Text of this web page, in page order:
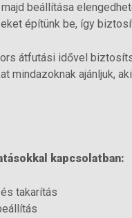
beállítása
építünk be, így
átfutási idővel
mindazoknak ajánljuk,
kapcsolatban:
takarítás